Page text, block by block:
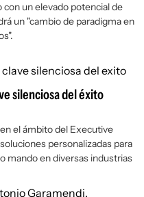
un elevado potencial de
un "cambio de paradigma en
silenciosa del éxito
el ámbito del Executive
personalizadas para
mando en diversas industrias